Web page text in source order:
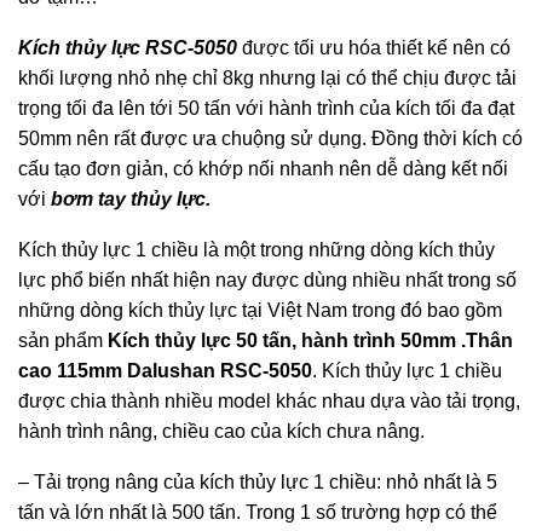
Kích thủy lực RSC-5050 được tối ưu hóa thiết kế nên có
khối lượng nhỏ nhẹ chỉ 8kg nhưng lại có thể chịu được tải
trọng tối đa lên tới 50 tấn với hành trình của kích tối đa đạt
50mm nên rất được ưa chuộng sử dụng. Đồng thời kích có
cấu tạo đơn giản, có khớp nối nhanh nên dễ dàng kết nối
với bơm tay thủy lực.
Kích thủy lực 1 chiều là một trong những dòng kích thủy
lực phổ biến nhất hiện nay được dùng nhiều nhất trong số
những dòng kích thủy lực tại Việt Nam trong đó bao gồm
sản phẩm Kích thủy lực 50 tấn, hành trình 50mm .Thân
cao 115mm Dalushan RSC-5050. Kích thủy lực 1 chiều
được chia thành nhiều model khác nhau dựa vào tải trọng,
hành trình nâng, chiều cao của kích chưa nâng.
– Tải trọng nâng của kích thủy lực 1 chiều: nhỏ nhất là 5
tấn và lớn nhất là 500 tấn. Trong 1 số trường hợp có thể